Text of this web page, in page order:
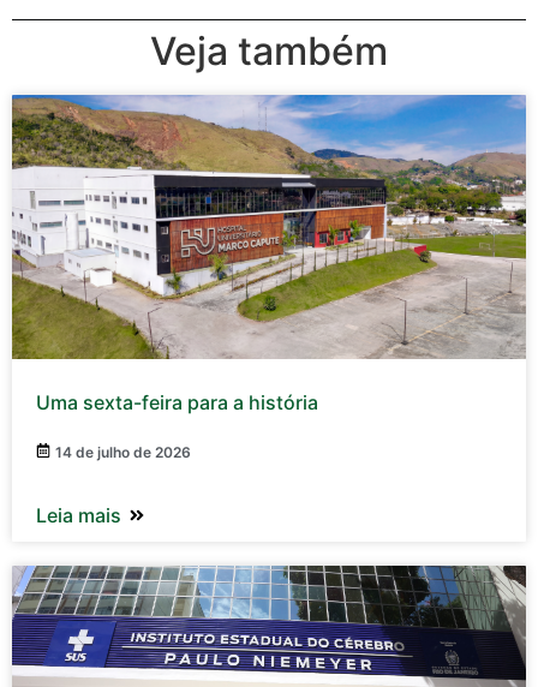
Veja também
Uma sexta-feira para a história
14 de julho de 2026
Leia mais